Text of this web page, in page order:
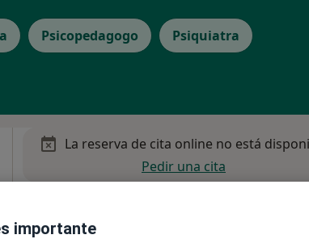
Psicopedagogo Psiquiatra
La reserva de cita online no está
Pedir una cita
importante